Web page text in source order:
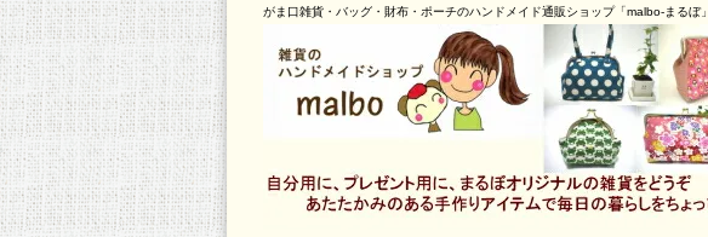
がま口雑貨・バッグ・財布・ポーチのハンドメイド通販ショップ「malbo-まるぼ」